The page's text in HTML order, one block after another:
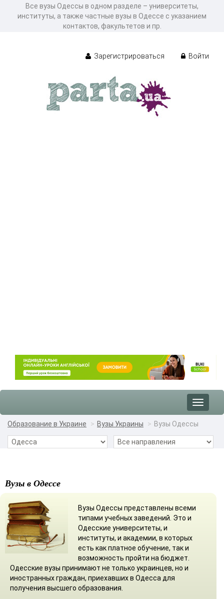
Все вузы Одессы в одном разделе – университеты,
институты, а также частные вузы в Одессе с указанием
контактов, факультетов и пр.
Зарегистрироваться Войти
Toggle
Образование в Украине
Вузы Украины Вузы Одессы
Вузы в Одессе
Вузы Одессы представлены всеми
типами учебных заведений. Это и
Одесские университеты, и
институты, и академии, в которых
есть как платное обучение, так и
возможность пройти на бюджет.
Одесские вузы принимают не только украинцев, но и
иностранных граждан, приехавших в Одесса для
получения высшего образования.